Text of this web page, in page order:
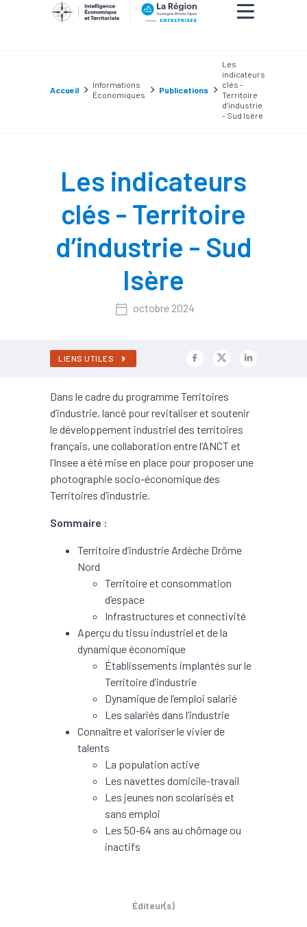
Accueil
Informations
Économiques
Publications
Les
indicateurs
clés -
Territoire
d’industrie
- Sud Isère
Les indicateurs
clés - Territoire
d’industrie - Sud
Isère
octobre 2024
LIENS UTILES
Dans le cadre du programme Territoires
d’industrie, lancé pour revitaliser et soutenir
le développement industriel des territoires
français, une collaboration entre l’ANCT et
l’Insee a été mise en place pour proposer une
photographie socio-économique des
Territoires d’industrie.
Sommaire :
Territoire d’industrie Ardèche Drôme
Nord
Territoire et consommation
d’espace
Infrastructures et connectivité
Aperçu du tissu industriel et de la
dynamique économique
Établissements implantés sur le
Territoire d’industrie
Dynamique de l’emploi salarié
Les salariés dans l’industrie
Connaître et valoriser le vivier de
talents
La population active
Les navettes domicile-travail
Les jeunes non scolarisés et
sans emploi
Les 50-64 ans au chômage ou
inactifs
Éditeur(s)